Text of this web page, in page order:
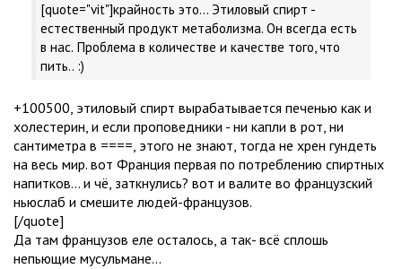
[quote="vit"]крайность это... Этиловый спирт -
естественный продукт метаболизма. Он всегда есть
в нас. Проблема в количестве и качестве того, что
пить.. :)
+100500, этиловый спирт вырабатывается печенью как и
холестерин, и если проповедники - ни капли в рот, ни
сантиметра в ====, этого не знают, тогда не хрен гундеть
на весь мир. вот Франция первая по потреблению спиртных
напитков... и чё, заткнулись? вот и валите во французский
ньюслаб и смешите людей-французов.
[/quote]
Да там французов еле осталось, а так- всё сплошь
непьющие мусульмане...